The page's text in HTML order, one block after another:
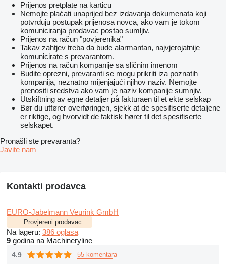
Prijenos pretplate na karticu
Nemojte plaćati unaprijed bez izdavanja dokumenata koji
potvrđuju postupak prijenosa novca, ako vam je tokom
komuniciranja prodavac postao sumljiv.
Prijenos na račun "povjerenika"
Takav zahtjev treba da bude alarmantan, najvjerojatnije
komunicirate s prevarantom.
Prijenos na račun kompanije sa sličnim imenom
Budite oprezni, prevaranti se mogu prikriti iza poznatih
kompanija, neznatno mijenjajući njihov naziv. Nemojte
prenositi sredstva ako vam je naziv kompanije sumnjiv.
Utskiftning av egne detaljer på fakturaen til et ekte selskap
Bør du utfører overføringen, sjekk at de spesifiserte detaljene
er riktige, og hvorvidt de faktisk hører til det spesifiserte
selskapet.
Pronašli ste prevaranta?
Javite nam
Kontakti prodavca
EURO-Jabelmann Veurink GmbH
Provjereni prodavac
Na lageru: 386 oglasa
9 godina na Machineryline
4.9 55 komentara